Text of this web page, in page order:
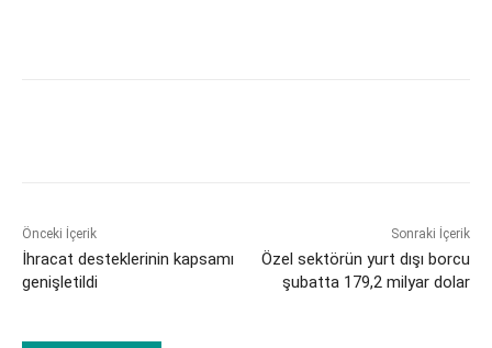
Önceki İçerik
İhracat desteklerinin kapsamı
genişletildi
Sonraki İçerik
Özel sektörün yurt dışı borcu
şubatta 179,2 milyar dolar